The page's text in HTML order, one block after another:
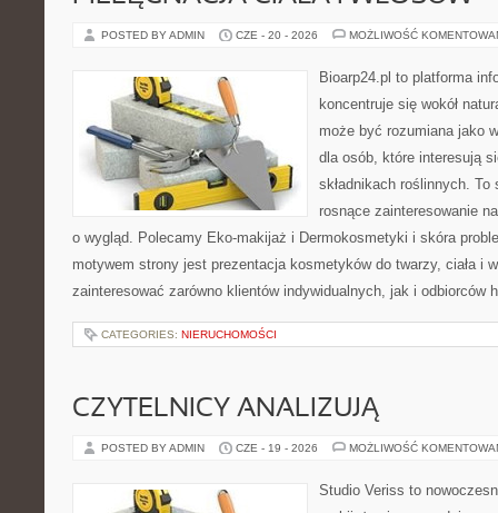
POSTED BY ADMIN CZE - 20 - 2026 MOŻLIWOŚĆ
Bioarp24.pl to platforma
koncentruje się wokół
może być rozumiana jako
dla osób, które interesują
składnikach roślinnych.
rosnące zainteresowanie
o wygląd. Polecamy Eko-makijaż i Dermokosmetyki i skóra
motywem strony jest prezentacja kosmetyków do twarzy, ciała i
zainteresować zarówno klientów indywidualnych, jak i
CATEGORIES: NIERUCHOMOŚCI
CZYTELNICY ANALIZUJĄ
POSTED BY ADMIN CZE - 19 - 2026 MOŻLIWOŚĆ
Studio Veriss to